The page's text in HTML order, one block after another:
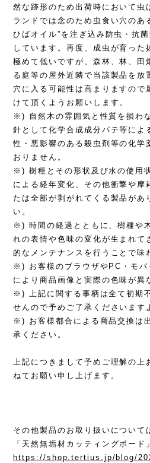
然な跡形のため出荷時において虫
ランドでは念のため虫食い穴のあ
ひばオイル”を注ぎ込み防虫・抗
しています。再度、成虫が育った
極めて低いですが、森林、林、田
る庭等の屋外近隣で当該製品を放
穴に入る可能性は高まりますので
けて頂くようお願いします。
※) 自然木の雰囲気と性質を損わ
針として化学合成成分パテ等によ
性・悪影響のある殺虫剤等の化学
おりません。
※) 樹種とその形状及び水の使用
による経年変化、その他衝撃や摩
たは全部が剥がれてくる製品があ
い。
※) 時間の経過とともに、樹種や
れの表情や色味の変化が生まれて
的なメンテナンスを行うことで味
※) お客様のブラウザやPC・モバ
により商品画像と実際の色味が異
※) 上記に関する事柄は全て初期
せんので予めご了承くださいます
※) お客様都合による商品交換は
承ください。
上記につきまして予めご理解の上
ねてお願い申し上げます。
その他製品のお取り扱いについて
「天然無垢材カッティングボード
https://shop.tertius.jp/blog/